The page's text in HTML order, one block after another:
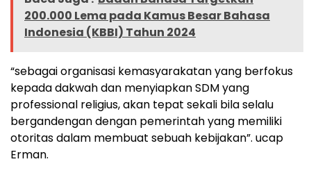
200.000 Lema pada Kamus Besar Bahasa
Indonesia (KBBI) Tahun 2024
“sebagai organisasi kemasyarakatan yang berfokus
kepada dakwah dan menyiapkan SDM yang
professional religius, akan tepat sekali bila selalu
bergandengan dengan pemerintah yang memiliki
otoritas dalam membuat sebuah kebijakan”. ucap
Erman.